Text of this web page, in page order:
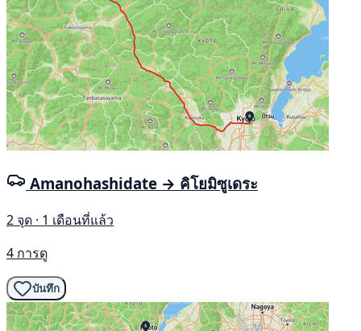
Amanohashidate → คิโยมิซูเดระ
2 จุด · 1 เดือนที่แล้ว
4 การดู
บันทึก